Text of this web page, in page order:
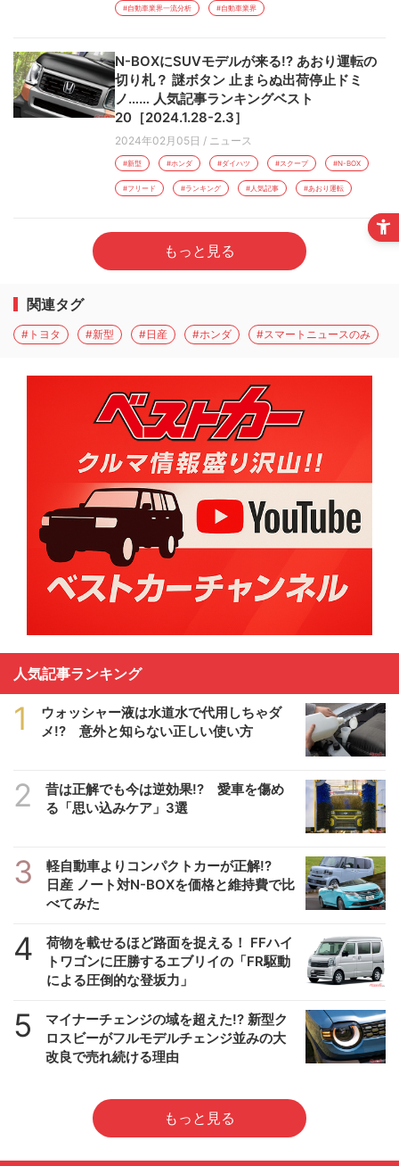
#自動車業界一流分析 #自動車業界
N-BOXにSUVモデルが来る!? あおり運転の
切り札？ 謎ボタン 止まらぬ出荷停止ドミ
ノ…… 人気記事ランキングベスト
20［2024.1.28-2.3］
2024年02月05日 / ニュース
#新型 #ホンダ #ダイハツ #スクープ #N-BOX
#フリード #ランキング #人気記事 #あおり運転
もっと見る
関連タグ
#トヨタ #新型 #日産 #ホンダ #スマートニュースのみ
人気記事ランキング
1
ウォッシャー液は水道水で代用しちゃダ
メ!? 意外と知らない正しい使い方
2
昔は正解でも今は逆効果!? 愛車を傷め
る「思い込みケア」3選
3
軽自動車よりコンパクトカーが正解!?
日産 ノート対N-BOXを価格と維持費で比
べてみた
4
荷物を載せるほど路面を捉える！ FFハイ
トワゴンに圧勝するエブリイの「FR駆動
による圧倒的な登坂力」
5
マイナーチェンジの域を超えた!? 新型ク
ロスビーがフルモデルチェンジ並みの大
改良で売れ続ける理由
もっと見る